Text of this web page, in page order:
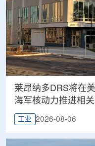
莱昂纳多DRS将在
海军核动力推进相
工业 2026-08-06